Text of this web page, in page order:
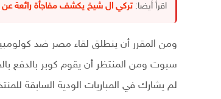
اقرأ أيضا: تركي ال شيخ يكشف مفاجأة رائعة
ومن المقرر أن ينطلق لقاء مصر ضد
سبوت ومن المنتظر أن يقوم كوبر بالدفع
لم يشارك في المباريات الودية السابقة